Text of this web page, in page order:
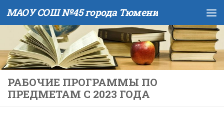
Skip to content
МАОУ СОШ №45 города Тюмени
РАБОЧИЕ ПРОГРАММЫ ПО
ПРЕДМЕТАМ С 2023 ГОДА